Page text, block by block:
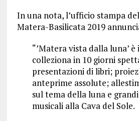
In una nota, l’ufficio stampa
Matera-Basilicata 2019
“’Matera vista dalla luna’
colleziona in 10 giorni
presentazioni di libri;
anteprime assolute;
sul tema della luna e
musicali alla Cava del Sole.